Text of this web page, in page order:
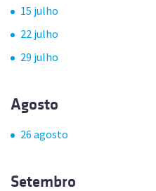
15 julho
22 julho
29 julho
Agosto
26 agosto
Setembro